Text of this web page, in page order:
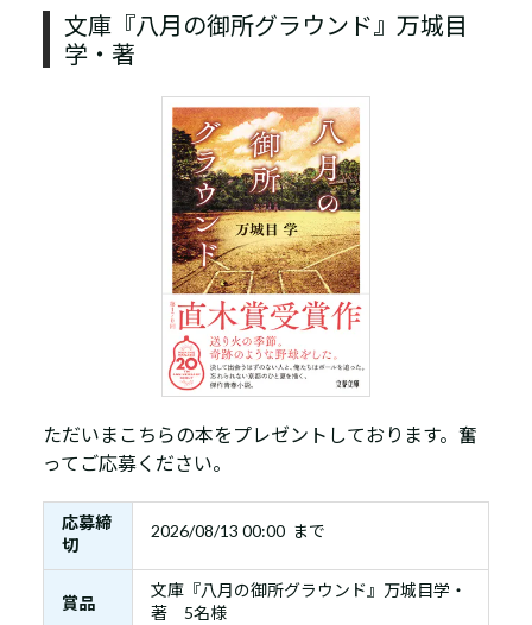
文庫『八月の御所グラウンド』万城目
学・著
ただいまこちらの本をプレゼントしております。奮
ってご応募ください。
応募締
切
2026/08/13 00:00 まで
賞品
文庫『八月の御所グラウンド』万城目学・
著 5名様